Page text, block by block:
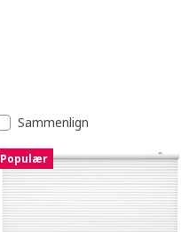
Sammenlign
Populær